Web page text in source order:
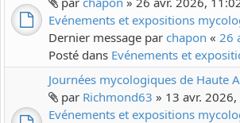
Evénements et expositions
Dernier message par chapon « 26
Posté dans Evénements et
Journées mycologiques de Haute
par Richmond63 » 13 avr.
Evénements et expositions